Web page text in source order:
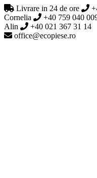
Livrare in 24 de ore
Cornelia
+40 759 040
Alin
+40 021 367 31 14
office@ecopiese.ro